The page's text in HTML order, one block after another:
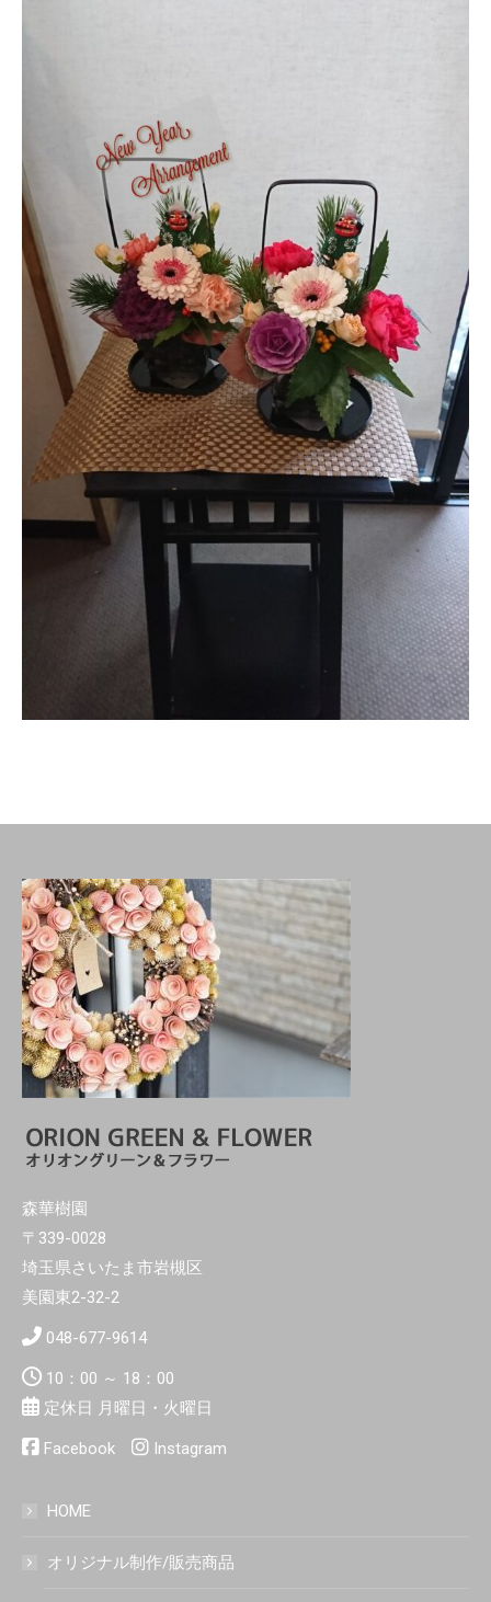
森華樹園
〒339-0028
埼玉県さいたま市岩槻区
美園東2-32-2
048-677-9614
10：00 ～ 18：00
定休日 月曜日・火曜日
Facebook Instagram
HOME
オリジナル制作/販売商品